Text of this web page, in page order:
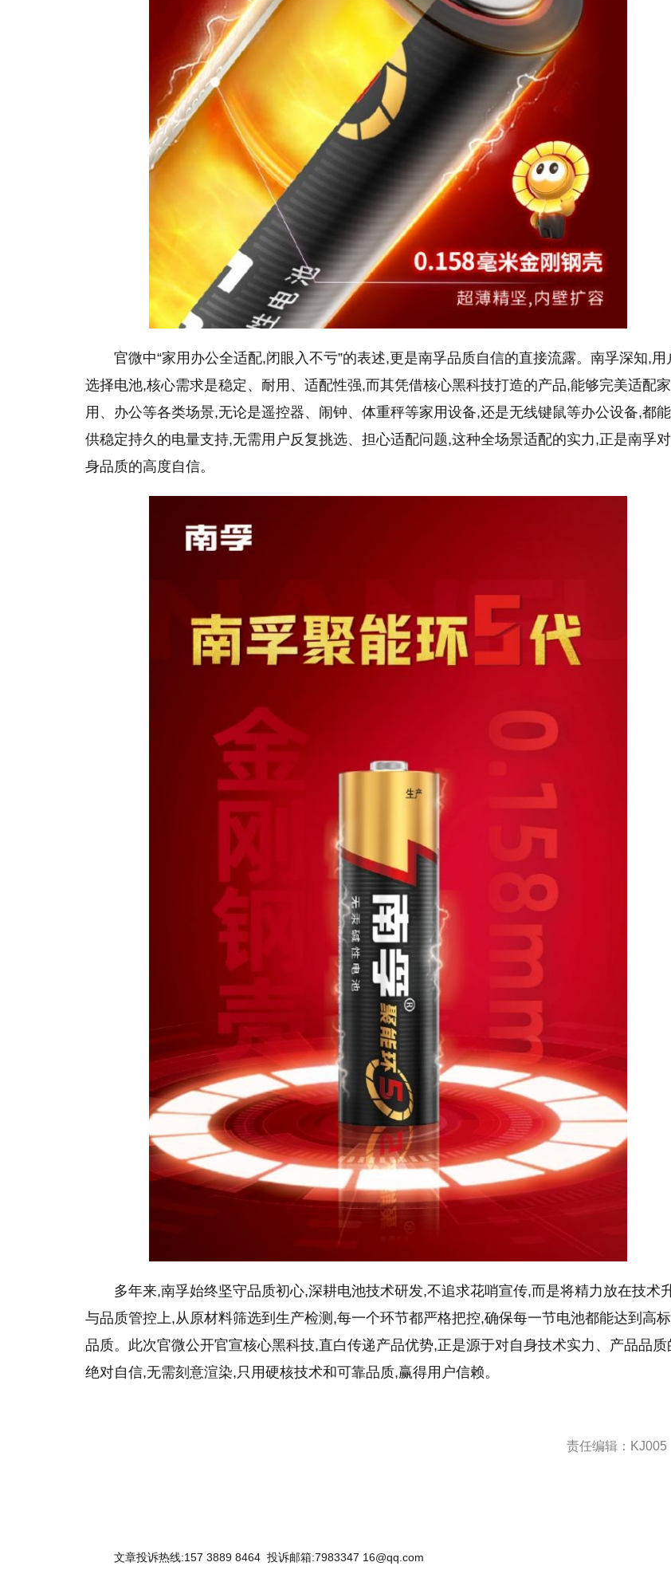
官微中“家用办公全适配,闭眼入不亏”的表述,更是南孚品质自信的直接流露。南孚深知,用
选择电池,核心需求是稳定、耐用、适配性强,而其凭借核心黑科技打造的产品,能够完美适配家
用、办公等各类场景,无论是遥控器、闹钟、体重秤等家用设备,还是无线键鼠等办公设备,都
供稳定持久的电量支持,无需用户反复挑选、担心适配问题,这种全场景适配的实力,正是南孚
身品质的高度自信。
多年来,南孚始终坚守品质初心,深耕电池技术研发,不追求花哨宣传,而是将精力放在技术
与品质管控上,从原材料筛选到生产检测,每一个环节都严格把控,确保每一节电池都能达到高
品质。此次官微公开官宣核心黑科技,直白传递产品优势,正是源于对自身技术实力、产品品质
绝对自信,无需刻意渲染,只用硬核技术和可靠品质,赢得用户信赖。
责任编辑：KJ005
文章投诉热线:157 3889 8464 投诉邮箱:7983347 16@qq.com